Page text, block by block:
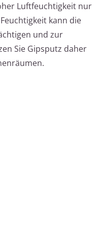
Luftfeuchtigkeit nur
kann die
und zur
Sie Gipsputz daher